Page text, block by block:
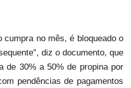
cumpra no mês, é bloqueado o
diz o documento, que
de 30% a 50% de propina por
pendências de pagamentos